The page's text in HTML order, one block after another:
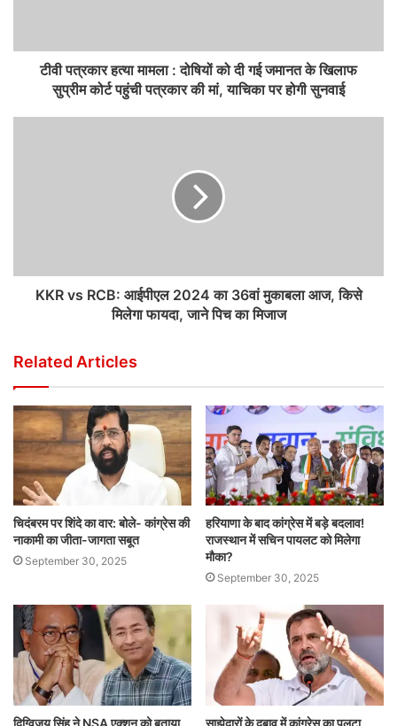
टीवी पत्रकार हत्या मामला : दोषियों को दी गई जमानत के खिलाफ
सुप्रीम कोर्ट पहुंची पत्रकार की मां, याचिका पर होगी सुनवाई
KKR vs RCB: आईपीएल 2024 का 36वां मुकाबला आज, किसे
मिलेगा फायदा, जाने पिच का मिजाज
Related Articles
चिदंबरम पर शिंदे का वार: बोले- कांग्रेस की
नाकामी का जीता-जागता सबूत
September 30, 2025
हरियाणा के बाद कांग्रेस में बड़े बदलाव!
राजस्थान में सचिन पायलट को मिलेगा
मौका?
September 30, 2025
दिग्विजय सिंह ने NSA एक्शन को बताया साझेदारों के दबाव में कांग्रेस का पलटा